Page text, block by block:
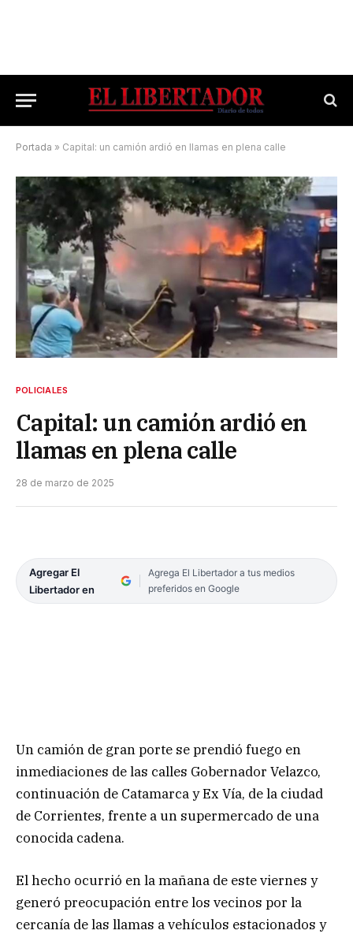
Portada » Capital: un camión ardió en llamas en plena calle
POLICIALES
Capital: un camión ardió en
llamas en plena calle
28 de marzo de 2025
Agregar El
Libertador en
Agrega El Libertador a tus medios
preferidos en Google
Un camión de gran porte se prendió fuego en
inmediaciones de las calles Gobernador Velazco,
continuación de Catamarca y Ex Vía, de la ciudad
de Corrientes, frente a un supermercado de una
conocida cadena.
El hecho ocurrió en la mañana de este viernes y
generó preocupación entre los vecinos por la
cercanía de las llamas a vehículos estacionados y